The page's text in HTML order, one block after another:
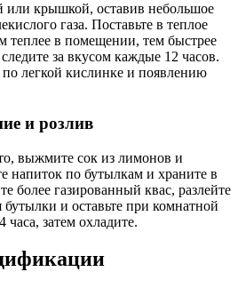
или крышкой, оставив небольшое
газа. Поставьте в теплое
теплее в помещении, тем быстрее
за вкусом каждые 12 часов.
по легкой кислинке и появлению
и розлив
выжмите сок из лимонов и
напиток по бутылкам и храните в
более газированный квас, разлейте
и оставьте при комнатной
часа, затем охладите.